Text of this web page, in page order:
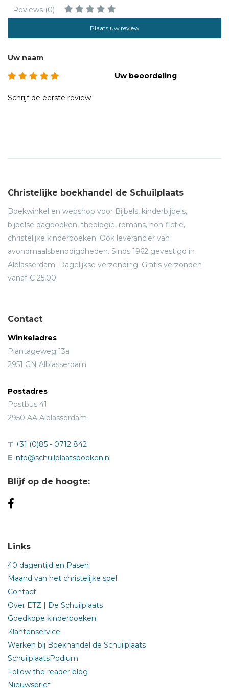
maar wij moeten het verschil maken.
Reviews (0)
Plaats uw review
Uw naam
Uw beoordeling
Schrijf de eerste review
Christelijke boekhandel de Schuilplaats
Boekwinkel en webshop voor Bijbels, kinderbijbels,
bijbelse dagboeken, theologie, romans, non-fictie,
christelijke kinderboeken. Ook leverancier van
avondmaalsbenodigdheden. Sinds 1962 gevestigd in
Alblasserdam. Dagelijkse verzending. Gratis verzonden
vanaf € 25,00.
Contact
Winkeladres
Plantageweg 13a
2951 GN Alblasserdam
Postadres
Postbus 41
2950 AA Alblasserdam
T +31 (0)85 - 0712 842
E info@schuilplaatsboeken.nl
Blijf op de hoogte:
Links
40 dagentijd en Pasen
Maand van het christelijke spel
Contact
Over ETZ | De Schuilplaats
Goedkope kinderboeken
Klantenservice
Werken bij Boekhandel de Schuilplaats
SchuilplaatsPodium
Follow the reader blog
Nieuwsbrief